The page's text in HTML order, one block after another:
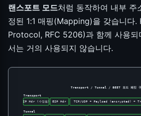
랜스포트 모드처럼 동작하여 내부 주
정된 1:1 매핑(Mapping)을 갖습니다
Protocol, RFC 5206)과 함께 사용되
서는 거의 사용되지 않습니다.
Transport / Tunnel / BEET 모드 패킷 구
Transport
IP Hdr (수정됨) ESP Hdr TCP/UDP + Payload (encrypted) +
Tunnel